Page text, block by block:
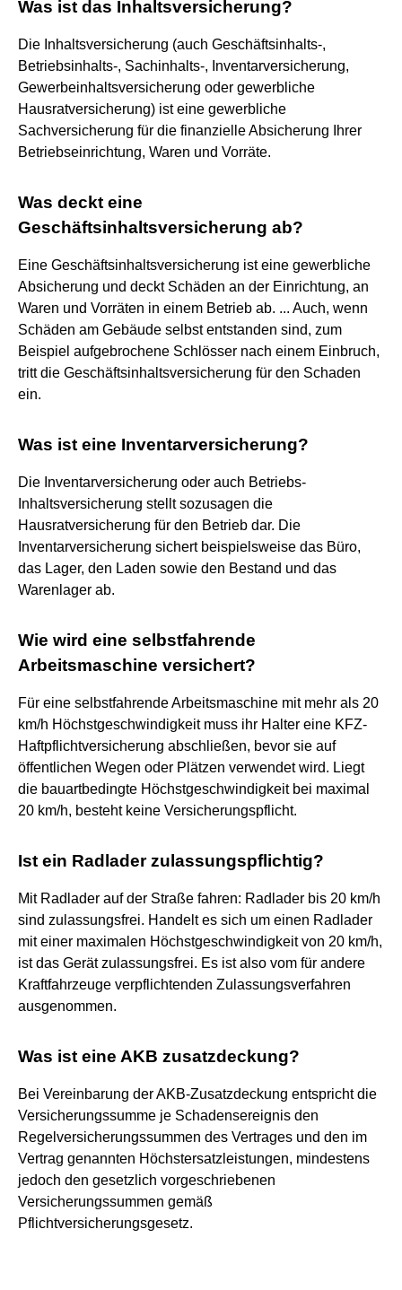
Was ist das Inhaltsversicherung?
Die Inhaltsversicherung (auch Geschäftsinhalts-,
Betriebsinhalts-, Sachinhalts-, Inventarversicherung,
Gewerbeinhaltsversicherung oder gewerbliche
Hausratversicherung) ist eine gewerbliche
Sachversicherung für die finanzielle Absicherung Ihrer
Betriebseinrichtung, Waren und Vorräte.
Was deckt eine
Geschäftsinhaltsversicherung ab?
Eine Geschäftsinhaltsversicherung ist eine gewerbliche
Absicherung und deckt Schäden an der Einrichtung, an
Waren und Vorräten in einem Betrieb ab. ... Auch, wenn
Schäden am Gebäude selbst entstanden sind, zum
Beispiel aufgebrochene Schlösser nach einem Einbruch,
tritt die Geschäftsinhaltsversicherung für den Schaden
ein.
Was ist eine Inventarversicherung?
Die Inventarversicherung oder auch Betriebs-
Inhaltsversicherung stellt sozusagen die
Hausratversicherung für den Betrieb dar. Die
Inventarversicherung sichert beispielsweise das Büro,
das Lager, den Laden sowie den Bestand und das
Warenlager ab.
Wie wird eine selbstfahrende
Arbeitsmaschine versichert?
Für eine selbstfahrende Arbeitsmaschine mit mehr als 20
km/h Höchstgeschwindigkeit muss ihr Halter eine KFZ-
Haftpflichtversicherung abschließen, bevor sie auf
öffentlichen Wegen oder Plätzen verwendet wird. Liegt
die bauartbedingte Höchstgeschwindigkeit bei maximal
20 km/h, besteht keine Versicherungspflicht.
Ist ein Radlader zulassungspflichtig?
Mit Radlader auf der Straße fahren: Radlader bis 20 km/h
sind zulassungsfrei. Handelt es sich um einen Radlader
mit einer maximalen Höchstgeschwindigkeit von 20 km/h,
ist das Gerät zulassungsfrei. Es ist also vom für andere
Kraftfahrzeuge verpflichtenden Zulassungsverfahren
ausgenommen.
Was ist eine AKB zusatzdeckung?
Bei Vereinbarung der AKB-Zusatzdeckung entspricht die
Versicherungssumme je Schadensereignis den
Regelversicherungssummen des Vertrages und den im
Vertrag genannten Höchstersatzleistungen, mindestens
jedoch den gesetzlich vorgeschriebenen
Versicherungssummen gemäß
Pflichtversicherungsgesetz.